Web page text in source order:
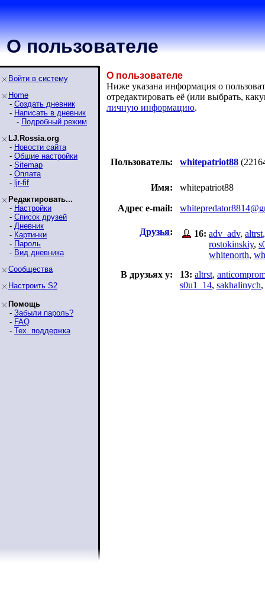
О пользователе
Войти в систему
Home
- Создать дневник
- Написать в дневник
- Подробный режим
LJ.Rossia.org
- Новости сайта
- Общие настройки
- Sitemap
- Оплата
- ljr-fif
Редактировать...
- Настройки
- Список друзей
- Дневник
- Картинки
- Пароль
- Вид дневника
Сообщества
Настроить S2
Помощь
- Забыли пароль?
- FAQ
- Тех. поддержка
О пользователе
Ниже указана информация о
отредактировать её (или выбрать,
личную информацию.
Пользователь: whitepatriot88
Имя: whitepatriot88
Адрес e-mail:
Друзья: 16: adv_adv, altrst
rostokinskiy,
whitenorth,
В друзьях у:
13: altrst,
s0u1_14, sakhalinych,